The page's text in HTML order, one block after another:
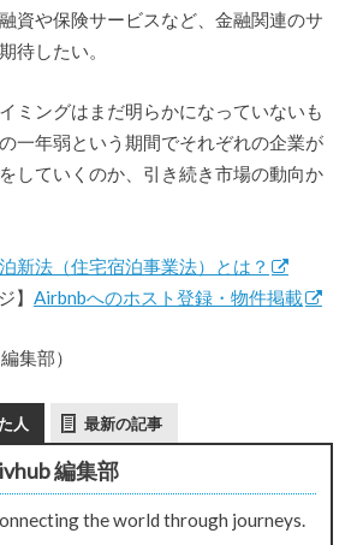
資や保険サービスなど、金融関連のサ
待したい。
ミングはまだ明らかになっていないも
一年弱という期間でそれぞれの企業が
していくのか、引き続き市場の動向か
新法（住宅宿泊事業法）とは？
】 Airbnbへのホスト登録・物件掲載
集部）
人 最新の記事
編集部
the world through journeys.